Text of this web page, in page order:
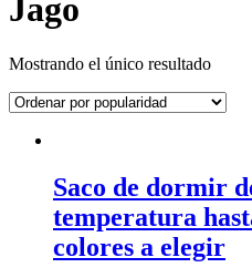
Jago
Mostrando el único resultado
Saco de dormir
temperatura
colores a elegir